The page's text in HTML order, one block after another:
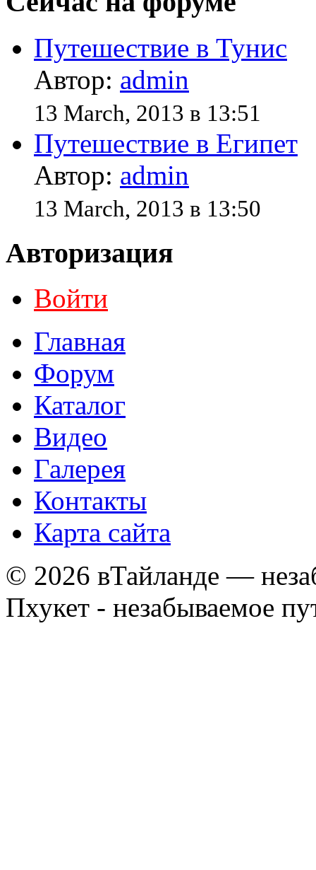
Путешествие в Тунис
Автор: admin
13 March, 2013 в 13:51
Путешествие в Египет
Автор: admin
13 March, 2013 в 13:50
Авторизация
Войти
Главная
Форум
Каталог
Видео
Галерея
Контакты
Карта сайта
© 2026 вТайланде —
Пхукет - незабываемое